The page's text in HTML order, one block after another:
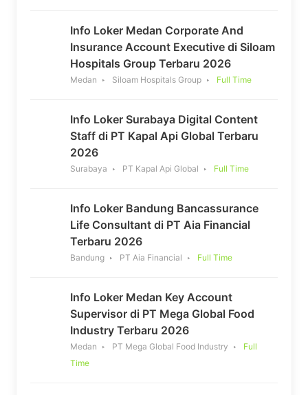
Info Loker Medan Corporate And
Insurance Account Executive di Siloam
Hospitals Group Terbaru 2026
Medan Siloam Hospitals Group Full Time
Info Loker Surabaya Digital Content
Staff di PT Kapal Api Global Terbaru
2026
Surabaya PT Kapal Api Global Full Time
Info Loker Bandung Bancassurance
Life Consultant di PT Aia Financial
Terbaru 2026
Bandung PT Aia Financial Full Time
Info Loker Medan Key Account
Supervisor di PT Mega Global Food
Industry Terbaru 2026
Medan PT Mega Global Food Industry
Full
Time